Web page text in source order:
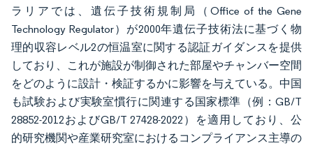
ラリアでは、遺伝子技術規制局（Office of the Gene
Technology Regulator）が2000年遺伝子技術法に基づく物
理的収容レベル2の恒温室に関する認証ガイダンスを提供
しており、これが施設が制御された部屋やチャンバー空間
をどのように設計・検証するかに影響を与えている。中国
も試験および実験室慣行に関連する国家標準（例：GB/T
28852-2012およびGB/T 27428-2022）を適用しており、公
的研究機関や産業研究室におけるコンプライアンス主導の